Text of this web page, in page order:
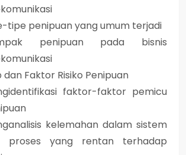
tipe penipuan yang umum terjadi
penipuan pada bisnis
Faktor Risiko Penipuan
faktor-faktor pemicu
kelemahan dalam sistem
proses yang rentan terhadap